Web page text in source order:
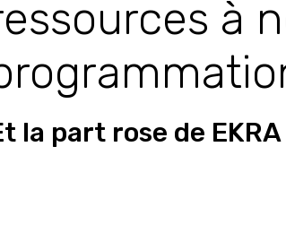
à
la part rose de